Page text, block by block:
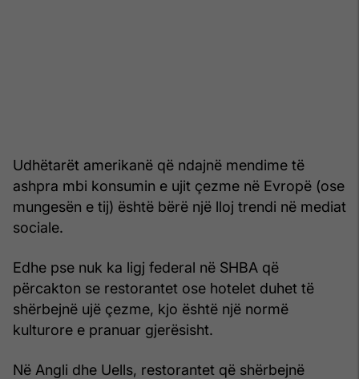
Udhëtarët amerikanë që ndajnë mendime të
ashpra mbi konsumin e ujit çezme në Evropë (ose
mungesën e tij) është bërë një lloj trendi në mediat
sociale.
Edhe pse nuk ka ligj federal në SHBA që
përcakton se restorantet ose hotelet duhet të
shërbejnë ujë çezme, kjo është një normë
kulturore e pranuar gjerësisht.
Në Angli dhe Uells, restorantet që shërbejnë